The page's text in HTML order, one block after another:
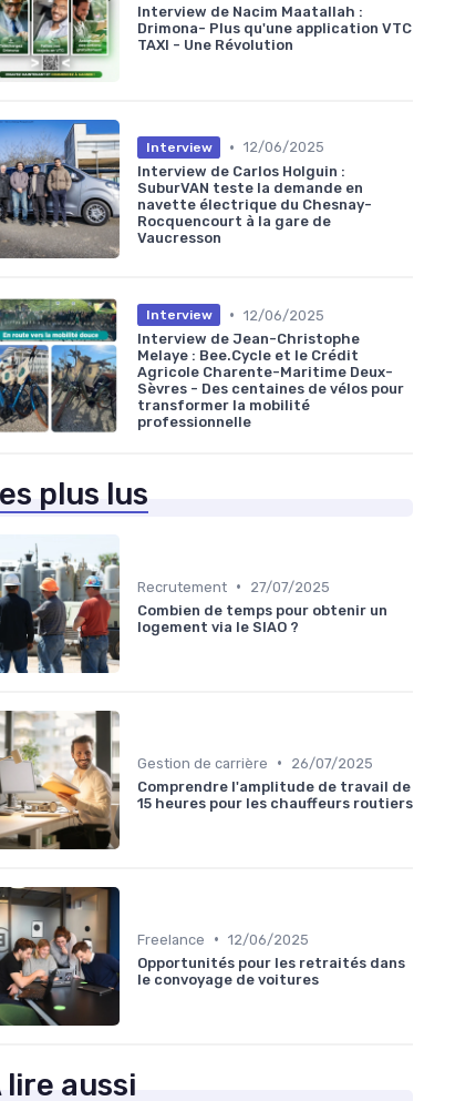
Interview de Nacim Maatallah :
Drimona- Plus qu'une application VTC
TAXI - Une Révolution
Interview • 12/06/2025
Interview de Carlos Holguin :
SuburVAN teste la demande en
navette électrique du Chesnay-
Rocquencourt à la gare de
Vaucresson
Interview • 12/06/2025
Interview de Jean-Christophe
Melaye : Bee.Cycle et le Crédit
Agricole Charente-Maritime Deux-
Sèvres - Des centaines de vélos pour
transformer la mobilité
professionnelle
plus lus
Recrutement •
27/07/2025
Combien de temps pour obtenir un
logement via le SIAO ?
Gestion de carrière •
26/07/2025
Comprendre l'amplitude de travail de
15 heures pour les chauffeurs routiers
Freelance • 12/06/2025
Opportunités pour les retraités dans
le convoyage de voitures
lire aussi